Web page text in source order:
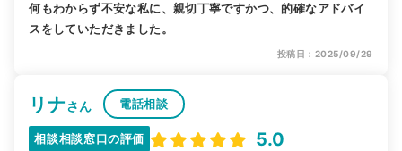
何もわからず不安な私に、親切丁寧ですかつ、的確なアドバイ
スをしていただきました。
投稿日：2025/09/29
リナさん 電話相談
相談相談窓口の評価 5.0